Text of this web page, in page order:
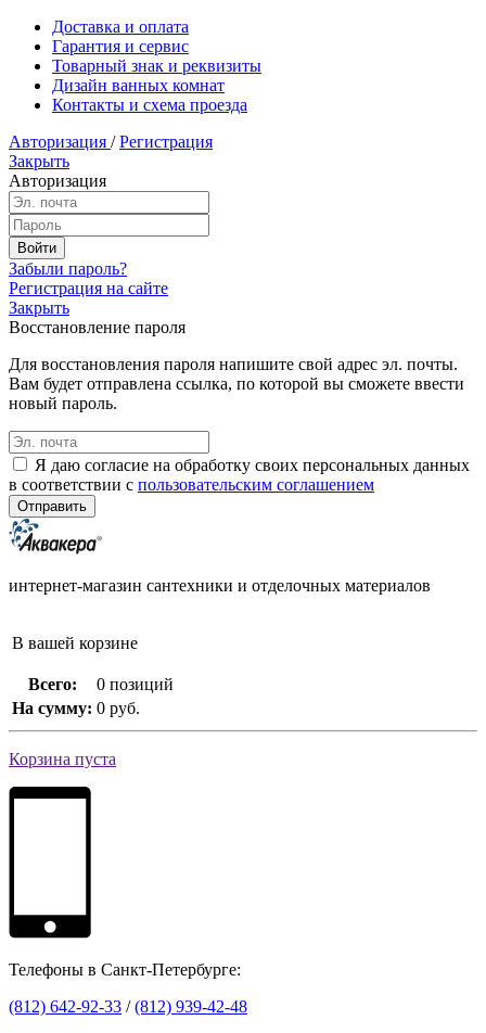
Доставка и оплата
Гарантия и сервис
Товарный знак и реквизиты
Дизайн ванных комнат
Контакты и схема проезда
Авторизация / Регистрация
Закрыть
Авторизация
Забыли пароль?
Регистрация на сайте
Закрыть
Восстановление пароля
Для восстановления пароля напишите свой адрес эл. почты.
Вам будет отправлена ссылка, по которой вы сможете ввести
новый пароль.
Я даю согласие на обработку своих персональных данных
в соответствии с пользовательским соглашением
интернет-магазин сантехники и отделочных материалов
В вашей корзине
Всего:
0 позиций
На сумму: 0 руб.
Корзина пуста
Телефоны в Санкт-Петербурге:
(812) 642-92-33 /(812) 939-42-48